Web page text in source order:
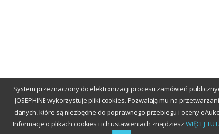
System przeznaczony do elektronizacji procesu zamówień
JOSEPHINE wykorzystuje pliki cookies. Pozwalają mu na
danych, które są niezbędne do poprawnego przebiegu i oceny
Informacje o plikach cookies i ich ustawieniach znajdziesz WIĘCEJ